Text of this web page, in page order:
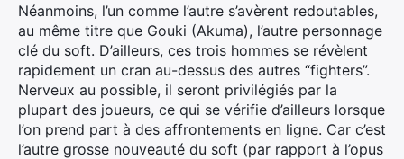
Néanmoins, l’un comme l’autre s’avèrent redoutables,
au même titre que Gouki (Akuma), l’autre personnage
clé du soft. D’ailleurs, ces trois hommes se révèlent
rapidement un cran au-dessus des autres “fighters”.
Nerveux au possible, il seront privilégiés par la
plupart des joueurs, ce qui se vérifie d’ailleurs lorsque
l’on prend part à des affrontements en ligne. Car c’est
l’autre grosse nouveauté du soft (par rapport à l’opus